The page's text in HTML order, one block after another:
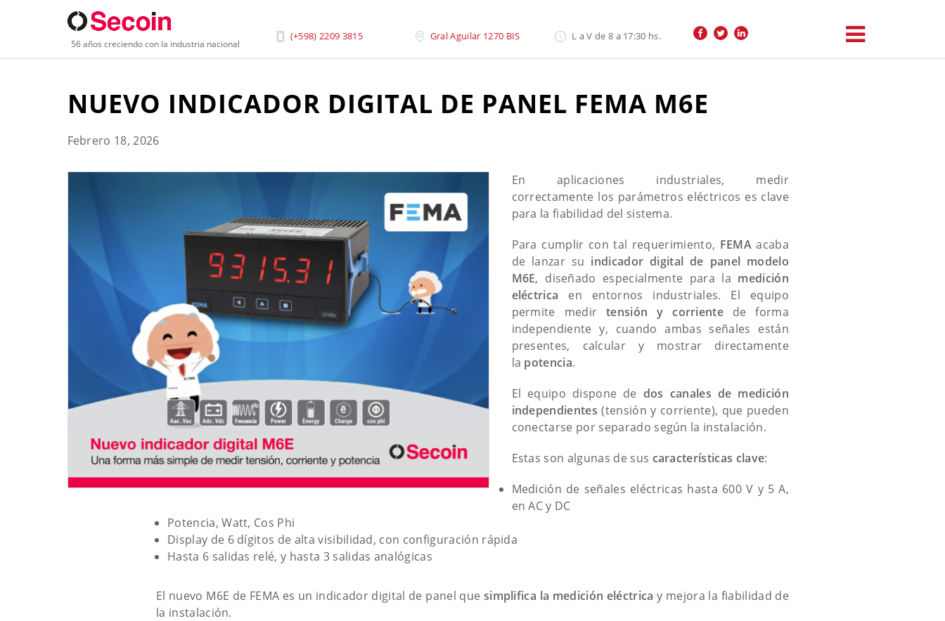
56 años creciendo con la industria nacional
(+598) 2209 3815 Gral Aguilar 1270 BIS L a V de 8 a 17:30 hs.
Inicio » Blog » Nuevo Indicador Digital de Panel Fema M6e
NUEVO INDICADOR DIGITAL DE PANEL FEMA M6E
Febrero 18, 2026
En aplicaciones industriales, medir
correctamente los parámetros eléctricos es clave
para la fiabilidad del sistema.
Para cumplir con tal requerimiento, FEMAacaba
de lanzar su indicador digital de panel modelo
M6E, diseñado especialmente para la medición
eléctrica en entornos industriales. El equipo
permite medir tensión y corriente de forma
independiente y, cuando ambas señales están
presentes, calcular y mostrar directamente
la potencia.
El equipo dispone de dos canales de medición
independientes (tensión y corriente), que pueden
conectarse por separado según la instalación.
Estas son algunas de sus características clave:
Medición de señales eléctricas hasta 600 V y 5 A,
en AC y DC
Potencia, Watt, Cos Phi
Display de 6 dígitos de alta visibilidad, con configuración rápida
Hasta 6 salidas relé, y hasta 3 salidas analógicas
El nuevo M6E de FEMA es un indicador digital de panel que simplifica la medición eléctrica y mejora la fiabilidad de
la instalación.